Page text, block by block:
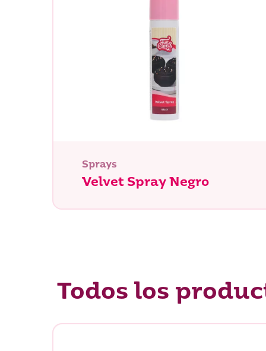
Sprays
Velvet Spray Negro
Todos los